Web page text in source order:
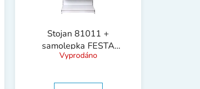
Stojan 81011 +
samolepka FESTA
Garden !OBJ!
Vyprodáno